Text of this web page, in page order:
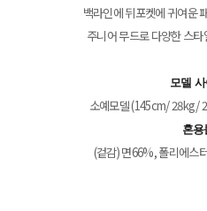
백라인에 뒤포켓에 귀여운
주니어 무드로 다양한 스
모델
소예모델 (145cm/ 28kg/
혼용
(겉감) 면66%, 폴리에스